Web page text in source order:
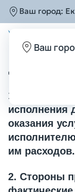
Ваш город:
Ваш
Главная
Порядок
договора
1. Заказчик
исполнения
оказания
им расходов.
2. Стороны